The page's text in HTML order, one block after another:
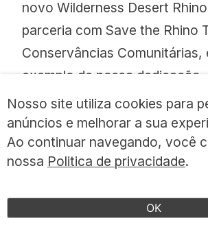
novo Wilderness Desert
parceria com Save the Rhino
Conservâncias Comunitárias,
exemplo de nossa dedicação.
Botswana, nosso aclamado
Mombo continua a se
globalmente.
Nosso site utiliza cookies para
anúncios e melhorar a sua
Ao continuar navegando, você
nossa Politica de privacidade.
OK